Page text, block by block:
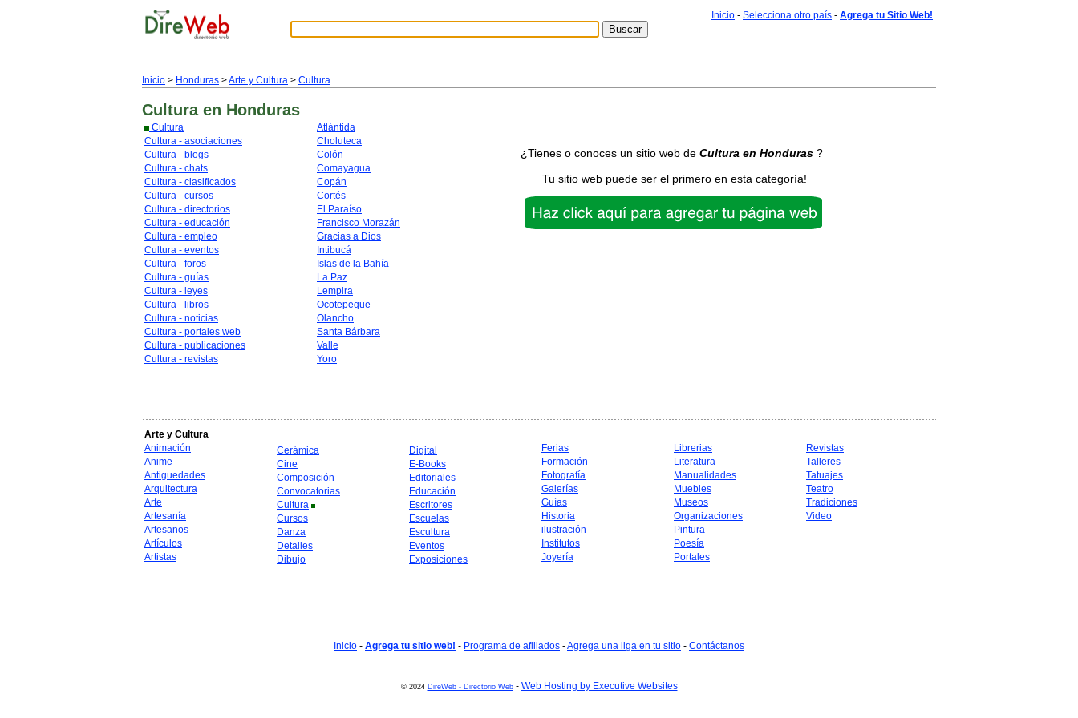
Inicio - Selecciona otro país - Agrega tu Sitio Web!
Inicio > Honduras >Arte y Cultura > Cultura
Cultura en Honduras
Cultura
Cultura - asociaciones
Cultura - blogs
Cultura - chats
Cultura - clasificados
Cultura - cursos
Cultura - directorios
Cultura - educación
Cultura - empleo
Cultura - eventos
Cultura - foros
Cultura - guías
Cultura - leyes
Cultura - libros
Cultura - noticias
Cultura - portales web
Cultura - publicaciones
Cultura - revistas
Atlántida
Choluteca
Colón
Comayagua
Copán
Cortés
El Paraíso
Francisco Morazán
Gracias a Dios
Intibucá
Islas de la Bahía
La Paz
Lempira
Ocotepeque
Olancho
Santa Bárbara
Valle
Yoro
¿Tienes o conoces un sitio web de Cultura en Honduras?
Tu sitio web puede ser el primero en esta categoría!
Arte y Cultura
Animación
Anime
Antiguedades
Arquitectura
Arte
Artesanía
Artesanos
Artículos
Artistas
Cerámica
Cine
Composición
Convocatorias
Cultura
Cursos
Danza
Detalles
Dibujo
Digital
E-Books
Editoriales
Educación
Escritores
Escuelas
Escultura
Eventos
Exposiciones
Ferias
Formación
Fotografía
Galerías
Guías
Historia
ilustración
Institutos
Joyería
Librerias
Literatura
Manualidades
Muebles
Museos
Organizaciones
Pintura
Poesía
Portales
Revistas
Talleres
Tatuajes
Teatro
Tradiciones
Video
Inicio - Agrega tu sitio web! - Programa de afiliados -Agrega una liga en tu sitio - Contáctanos
© 2024 DireWeb - Directorio Web- Web Hosting by Executive Websites